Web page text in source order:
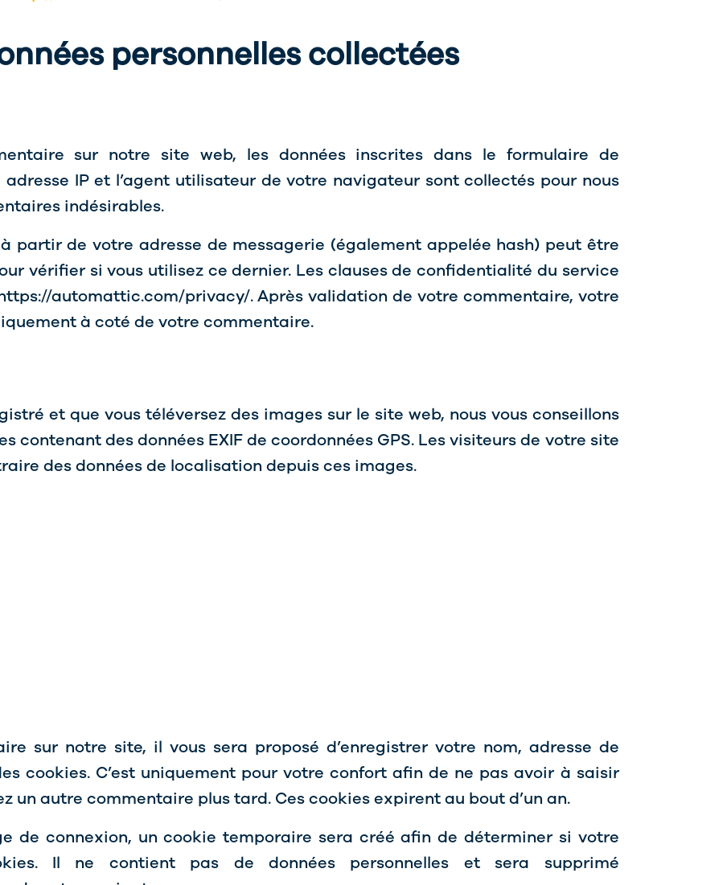
personnelles collectées
sur notre site web, les données inscrites dans le formulaire de
IP et l’agent utilisateur de votre navigateur sont collectés pour nous
indésirables.
partir de votre adresse de messagerie (également appelée hash) peut être
vérifier si vous utilisez ce dernier. Les clauses de confidentialité du service
automattic.com/privacy/. Après validation de votre commentaire, votre
à coté de votre commentaire.
et que vous téléversez des images sur le site web, nous vous conseillons
contenant des données EXIF de coordonnées GPS. Les visiteurs de votre site
des données de localisation depuis ces images.
sur notre site, il vous sera proposé d’enregistrer votre nom, adresse de
cookies. C’est uniquement pour votre confort afin de ne pas avoir à saisir
un autre commentaire plus tard. Ces cookies expirent au bout d’un an.
de connexion, un cookie temporaire sera créé afin de déterminer si votre
Il ne contient pas de données personnelles et sera supprimé